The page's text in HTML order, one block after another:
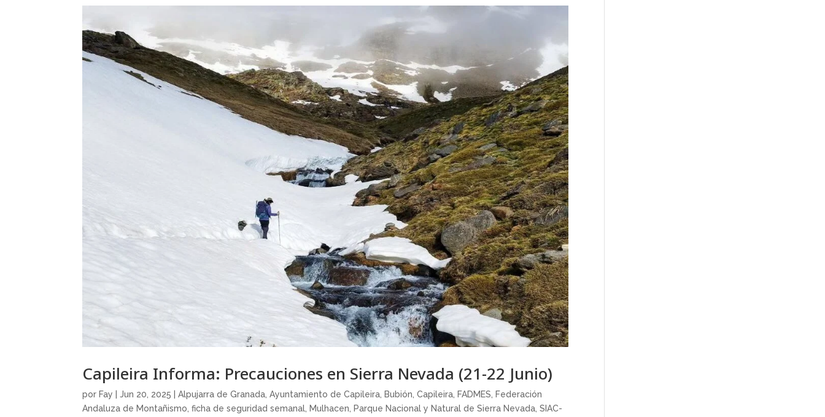
Capileira Informa: Precauciones en Sierra Nevada (21-22 Junio)
por Fay |Jun 20, 2025 |Alpujarra de Granada,Ayuntamiento de Capileira, Bubión,Capileira, FADMES, Federación
Andaluza de Montañismo,ficha de seguridad semanal, Mulhacen, Parque Nacional y Natural de Sierra Nevada,SIAC-